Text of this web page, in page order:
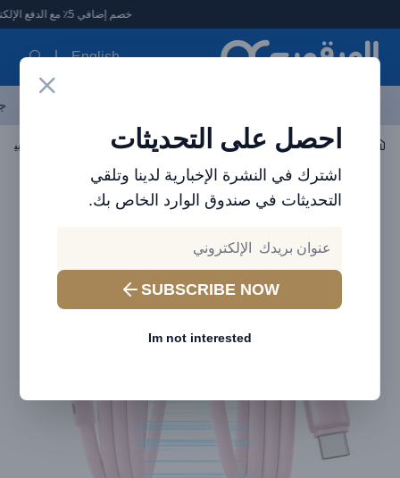
العرقوب - متجر الإلكترونيات في الإمارات
خصم إضافي 5٪ مع الدفع الإلكتروني
English
احصل على التحديثات
اشترك في النشرة الإخبارية لدينا وتلقي
التحديثات في صندوق الوارد الخاص بك.
SUBSCRIBE NOW
Im not interested
اكسسوارات الجوال الكابلات